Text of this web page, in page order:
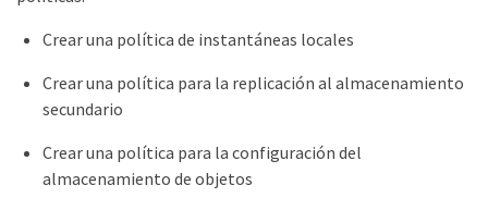
Crear una política de instantáneas locales
Crear una política para la replicación al almacenamiento
secundario
Crear una política para la configuración del
almacenamiento de objetos